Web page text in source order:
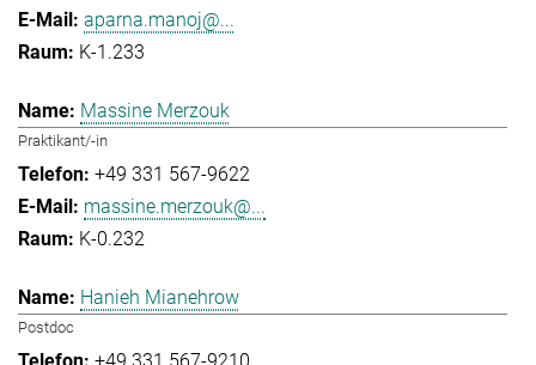
aparna.manoj@...
K-1.233
Massine Merzouk
Praktikant/-in
+49 331 567-9622
massine.merzouk@...
K-0.232
Hanieh Mianehrow
Postdoc